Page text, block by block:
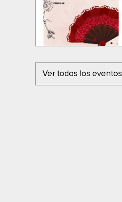
Ver todos los eventos